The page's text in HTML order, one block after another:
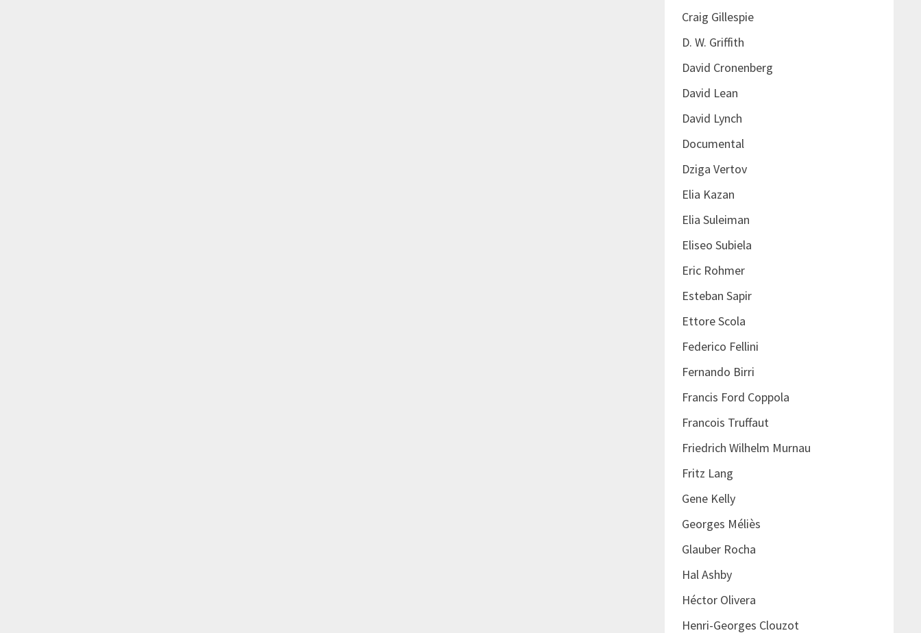
Craig Gillespie
D. W. Griffith
David Cronenberg
David Lean
David Lynch
Documental
Dziga Vertov
Elia Kazan
Elia Suleiman
Eliseo Subiela
Eric Rohmer
Esteban Sapir
Ettore Scola
Federico Fellini
Fernando Birri
Francis Ford Coppola
Francois Truffaut
Friedrich Wilhelm Murnau
Fritz Lang
Gene Kelly
Georges Méliès
Glauber Rocha
Hal Ashby
Héctor Olivera
Henri-Georges Clouzot